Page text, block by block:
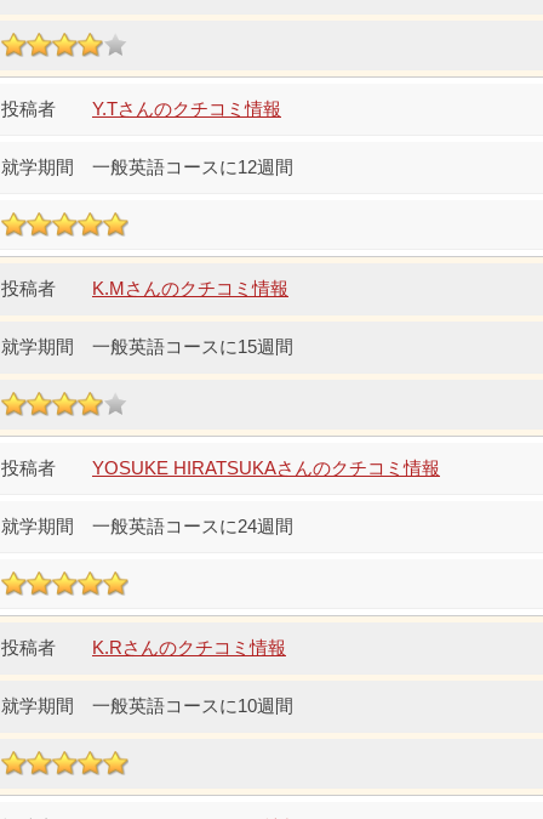
Y.Tさんのクチコミ情報
一般英語コースに12週間
K.Mさんのクチコミ情報
一般英語コースに15週間
YOSUKE HIRATSUKAさんのクチコミ情報
一般英語コースに24週間
K.Rさんのクチコミ情報
一般英語コースに10週間